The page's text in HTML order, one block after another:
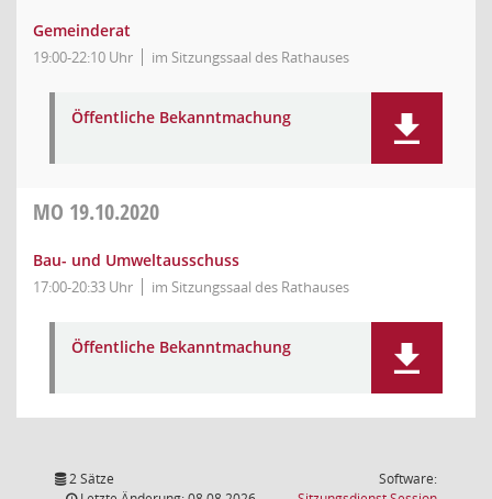
Gemeinderat
19:00-22:10 Uhr im Sitzungssaal des Rathauses
Öffentliche Bekanntmachung
MO 19.10.2020
Bau- und Umweltausschuss
17:00-20:33 Uhr im Sitzungssaal des Rathauses
Öffentliche Bekanntmachung
2 Sätze
Software: